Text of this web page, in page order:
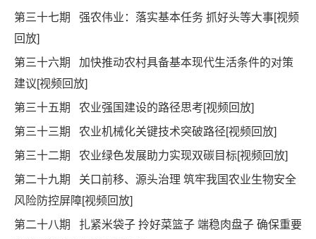
第三十七期 强农伟业：落实基本任务 抓好头等大事[视频
回放]
第三十六期 加快推动农村具备基本现代生活条件的对策
建议[视频回放]
第三十五期 农业强国建设的路径思考[视频回放]
第三十三期 农业机械化关键技术突破路径[视频回放]
第三十二期 农业绿色发展助力实现双碳目标[视频回放]
第二十九期 关口前移、源头治理 筑牢我国农业生物安全
风险防控屏障[视频回放]
第二十八期 扎紧米袋子 拎好菜篮子 端稳肉盘子 确保重要